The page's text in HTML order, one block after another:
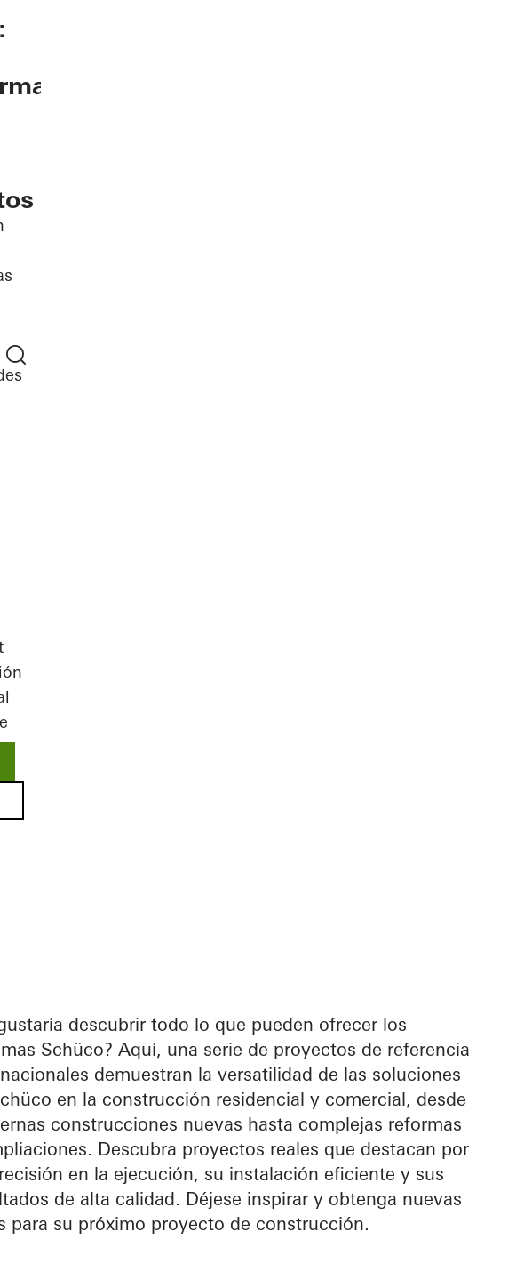
descubrir todo lo que pueden ofrecer los
Schüco? Aquí, una serie de proyectos de referencia
demuestran la versatilidad de las soluciones
en la construcción residencial y comercial, desde
construcciones nuevas hasta complejas reformas
Descubra proyectos reales que destacan por
en la ejecución, su instalación eficiente y sus
de alta calidad. Déjese inspirar y obtenga nuevas
para su próximo proyecto de construcción.